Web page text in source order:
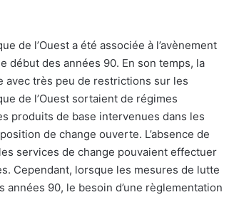
de l’Ouest a été associée à l’avènement
début des années 90. En son temps, la
avec très peu de restrictions sur les
de l’Ouest sortaient de régimes
produits de base intervenues dans les
de change ouverte. L’absence de
services de change pouvaient effectuer
Cependant, lorsque les mesures de lutte
90, le besoin d’une règlementation